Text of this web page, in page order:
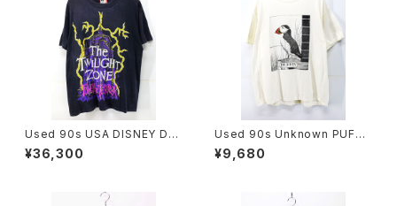
Used 90s USA DISNEY DE
SIGNS TWILIGHT ZONE TO
WER OF TERROR Graphic T
¥36,300
Used 90s Unknown PUFFI
N NUFFIN Both Side Animal
Art graphic T-Shirt Size XL
¥9,680